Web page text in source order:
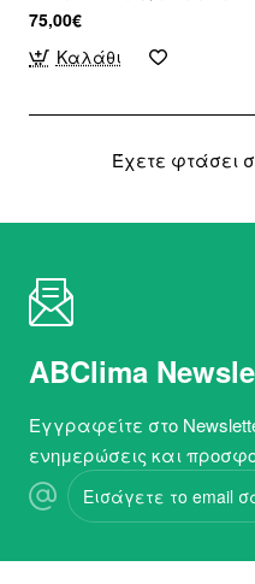
75,00€
Καλάθι
Έχετε φτάσει
ABClima
Εγγραφείτε στο
ενημερώσεις και
Εισάγετε
το
email